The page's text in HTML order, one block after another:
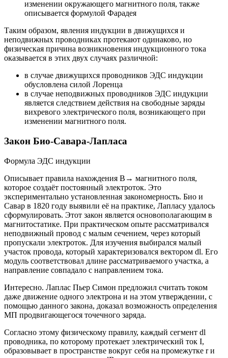
изменении окружающего магнитного поля, также
описывается формулой Фарадея
Таким образом, явления индукции в движущихся и
неподвижных проводниках протекают одинаково, но
физическая причина возникновения индукционного тока
оказывается в этих двух случаях различной:
в случае движущихся проводников ЭДС индукции
обусловлена силой Лоренца
в случае неподвижных проводников ЭДС индукции
является следствием действия на свободные заряды
вихревого электрического поля, возникающего при
изменении магнитного поля.
Закон Био-Савара-Лапласа
Формула ЭДС индукции
Описывает правила нахождения B→ магнитного поля,
которое создаёт постоянный электроток. Это
экспериментально установленная закономерность. Био и
Савар в 1820 году выявили её на практике, Лапласу удалось
сформулировать. Этот закон является основополагающим в
магнитостатике. При практическом опыте рассматривался
неподвижный провод с малым сечением, через который
пропускали электроток. Для изучения выбирался малый
участок провода, который характеризовался вектором dl. Его
модуль соответствовал длине рассматриваемого участка, а
направление совпадало с направлением тока.
Интересно. Лаплас Пьер Симон предложил считать током
даже движение одного электрона и на этом утверждении, с
помощью данного закона, доказал возможность определения
МП продвигающегося точечного заряда.
Согласно этому физическому правилу, каждый сегмент dl
проводника, по которому протекает электрический ток I,
образовывает в пространстве вокруг себя на промежутке r и